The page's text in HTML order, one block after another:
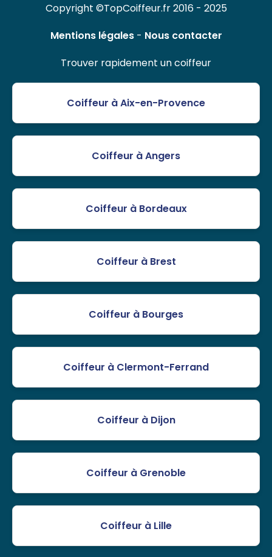
Copyright ©TopCoiffeur.fr 2016 - 2025
Mentions légales- Nous contacter
Trouver rapidement un coiffeur
Coiffeur à Aix-en-Provence
Coiffeur à Angers
Coiffeur à Bordeaux
Coiffeur à Brest
Coiffeur à Bourges
Coiffeur à Clermont-Ferrand
Coiffeur à Dijon
Coiffeur à Grenoble
Coiffeur à Lille